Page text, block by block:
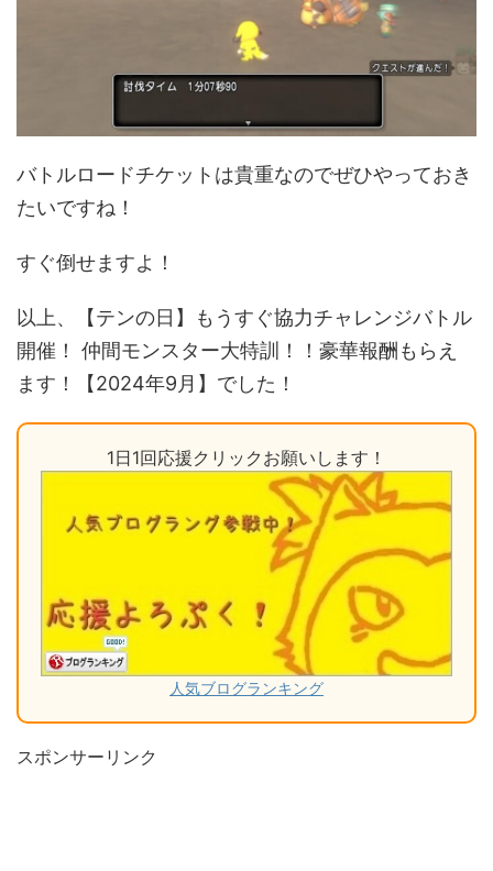
バトルロードチケットは貴重なのでぜひやっておき
たいですね！
すぐ倒せますよ！
以上、【テンの日】もうすぐ協力チャレンジバトル
開催！ 仲間モンスター大特訓！！豪華報酬もらえ
ます！【2024年9月】でした！
1日1回応援クリックお願いします！
人気ブログランキング
スポンサーリンク